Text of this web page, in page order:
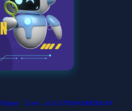
Skype: live:.cid.575569c608265c69